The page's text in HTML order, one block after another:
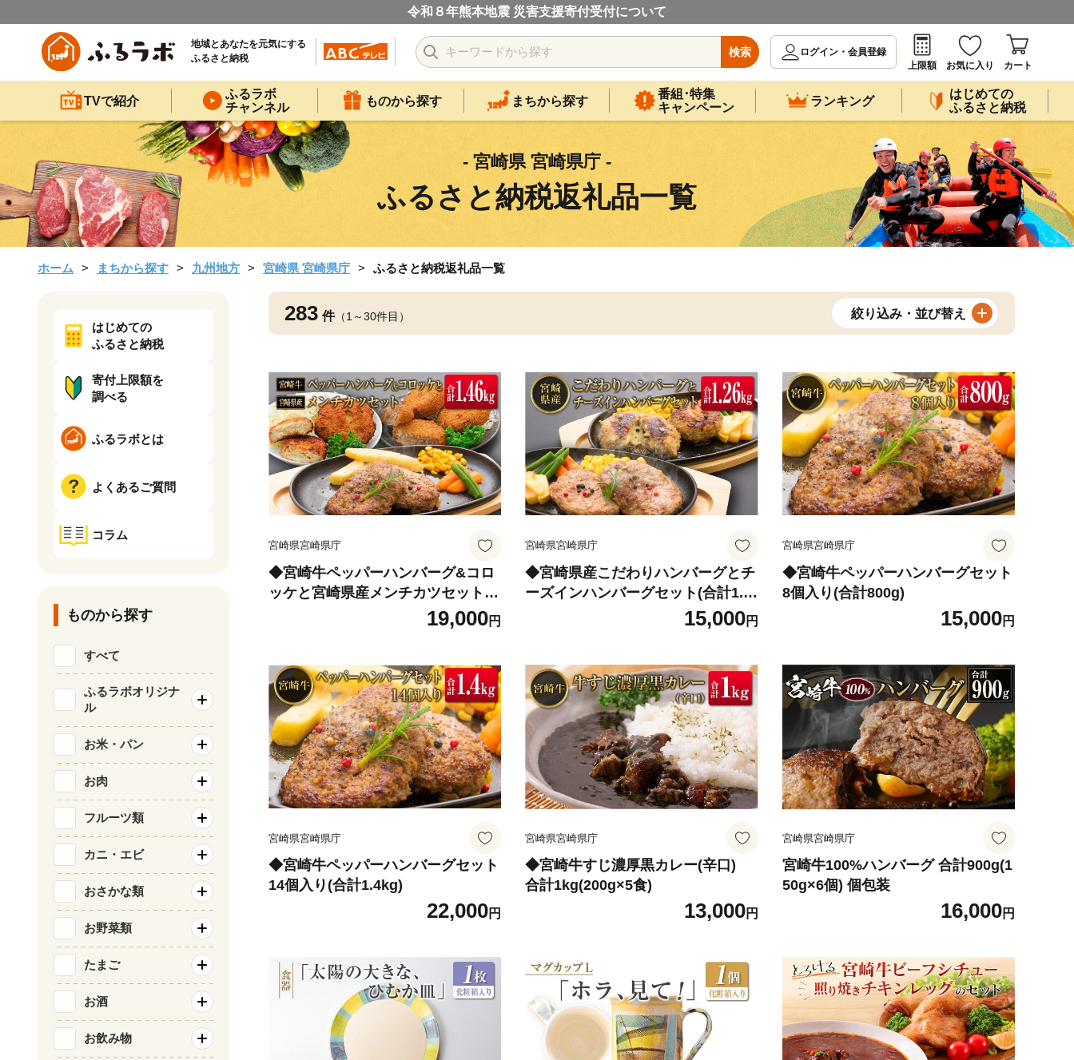
令和８年熊本地震 災害支援寄付受付について
地域とあなたを元気にする
ふるさと納税
検索
ログイン・会員登録
上限額
お気に入り カート
TVで紹介
ふるラボ
チャンネル
ものから探す まちから探す
番組･特集
キャンペーン
ランキング
はじめての
ふるさと納税
- 宮崎県 宮崎県庁 -
ふるさと納税返礼品一覧
ホーム まちから探す 九州地方 宮崎県 宮崎県庁 ふるさと納税返礼品一覧
283 件（1～30件目） 絞り込み・並び替え
宮崎県宮崎県庁
◆宮崎牛ペッパーハンバーグ&コロ
ッケと宮崎県産メンチカツセット
19,000円
宮崎県宮崎県庁
◆宮崎県産こだわりハンバーグとチ
ーズインハンバーグセット(合計1.2
15,000円
宮崎県宮崎県庁
◆宮崎牛ペッパーハンバーグセット
8個入り(合計800g)
15,000円
宮崎県宮崎県庁
◆宮崎牛ペッパーハンバーグセット
14個入り(合計1.4kg)
22,000円
宮崎県宮崎県庁
◆宮崎牛すじ濃厚黒カレー(辛口)
合計1kg(200g×5食)
13,000円
宮崎県宮崎県庁
宮崎牛100%ハンバーグ 合計900g(1
50g×6個) 個包装
16,000円
はじめての
ふるさと納税
寄付上限額を
調べる
ふるラボとは
よくあるご質問
コラム
ものから探す
すべて
ふるラボオリジナ
ル
お米・パン
お肉
フルーツ類
カニ・エビ
おさかな類
お野菜類
たまご
お酒
お飲み物